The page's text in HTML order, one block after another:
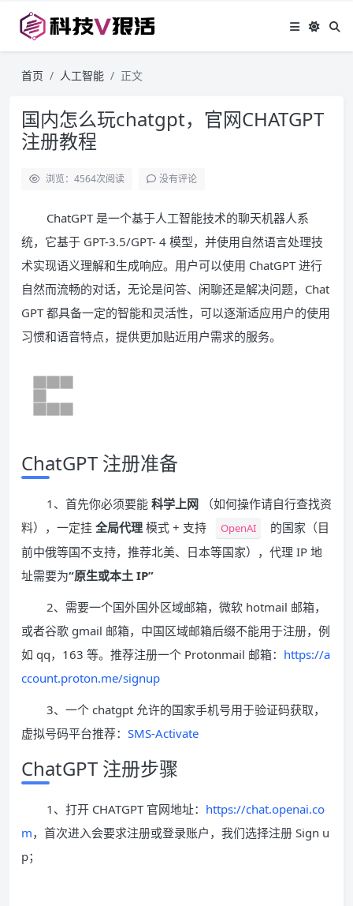
首页 人工智能 正文
国内怎么玩chatgpt，官网CHATGPT
注册教程
浏览：4564次阅读 没有评论
ChatGPT 是一个基于人工智能技术的聊天机器人系
统，它基于 GPT-3.5/GPT- 4 模型，并使用自然语言处理技
术实现语义理解和生成响应。用户可以使用 ChatGPT 进行
自然而流畅的对话，无论是问答、闲聊还是解决问题，Chat
GPT 都具备一定的智能和灵活性，可以逐渐适应用户的使用
习惯和语音特点，提供更加贴近用户需求的服务。
ChatGPT 注册准备
1、首先你必须要能 科学上网
（如何操作请自行查找资
料），一定挂 全局代理 模式 + 支持 OpenAI
的国家（目
前中俄等国不支持，推荐北美、日本等国家），代理 IP 地
址需要为“原生或本土 IP”
2、需要一个国外国外区域邮箱，微软 hotmail 邮箱，
或者谷歌 gmail 邮箱，中国区域邮箱后缀不能用于注册，例
如 qq，163 等。推荐注册一个 Protonmail 邮箱： https://a
ccount.proton.me/signup
3、一个 chatgpt 允许的国家手机号用于验证码获取，
虚拟号码平台推荐： SMS-Activate
ChatGPT 注册步骤
1、打开 CHATGPT 官网地址： https://chat.openai.co
m，首次进入会要求注册或登录账户，我们选择注册 Sign u
p；